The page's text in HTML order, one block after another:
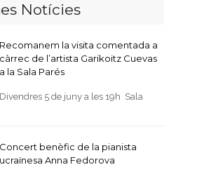
Notícies
Recomanem la visita comentada a
càrrec de l’artista Garikoitz Cuevas
a la Sala Parés
Divendres 5 de juny a les 19h Sala
Concert benèfic de la pianista
ucraïnesa Anna Fedorova